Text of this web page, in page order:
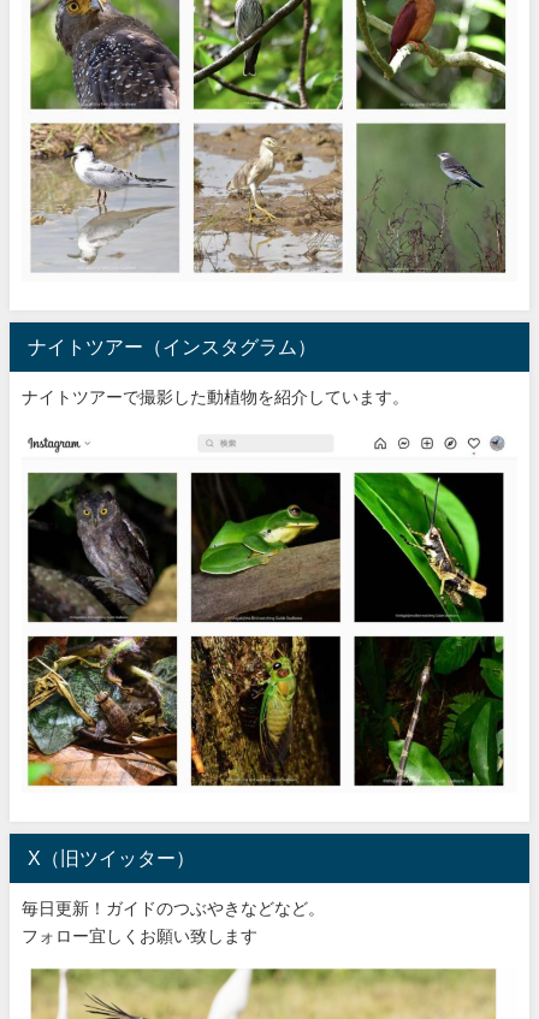
ナイトツアー（インスタグラム）
ナイトツアーで撮影した動植物を紹介しています。
X（旧ツイッター）
毎日更新！ガイドのつぶやきなどなど。
フォロー宜しくお願い致します